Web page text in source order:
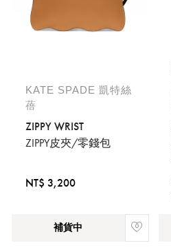
KATE SPADE 凱特絲
蓓
ZIPPY WRIST
ZIPPY皮夾/零錢包
NT$ 3,200
補貨中